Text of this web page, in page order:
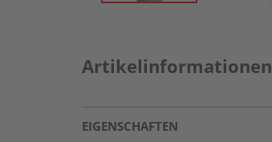
Artikelinformationen
EIGENSCHAFTEN